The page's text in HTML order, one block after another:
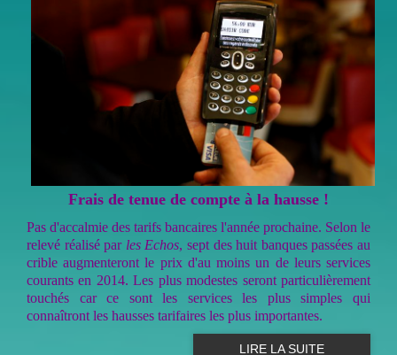
Frais de tenue de compte à la hausse !
Pas d'accalmie des tarifs bancaires l'année prochaine. Selon le
relevé réalisé par les Echos, sept des huit banques passées au
crible augmenteront le prix d'au moins un de leurs services
courants en 2014. Les plus modestes seront particulièrement
touchés car ce sont les services les plus simples qui
connaîtront les hausses tarifaires les plus importantes.
LIRE LA SUITE